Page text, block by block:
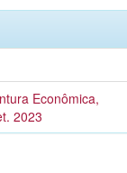
Econômica,
2023